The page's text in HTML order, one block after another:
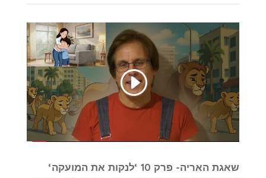
שאגת האריה- פרק 10 ‘לנקות את המועקה‘